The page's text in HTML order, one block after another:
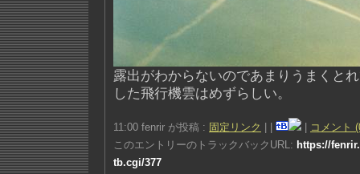
露出がわからないのであまりうまくと
した飛行機雲はめずらしい。
11:00 fenrir が投稿 : 固定リンク
コメント
このエントリーのトラックバックURL: https://
tb.cgi/377